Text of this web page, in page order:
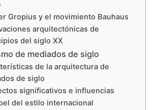
Gropius y el movimiento Bauhaus
arquitectónicas de
del siglo XX
de mediados de siglo
de la arquitectura de
de siglo
significativos e influencias
del estilo internacional